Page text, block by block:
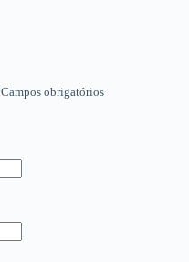
Campos obrigatórios